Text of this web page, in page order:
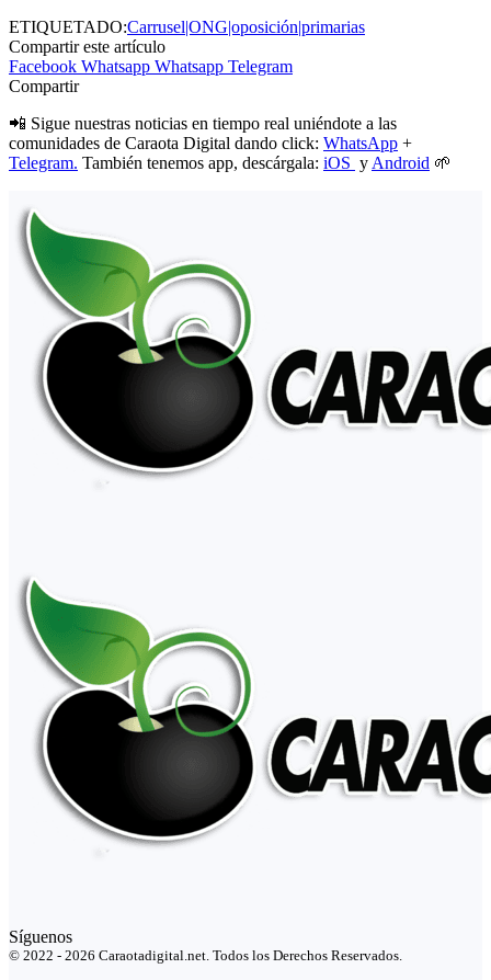
ETIQUETADO:Carrusel|ONG|oposición|primarias
Compartir este artículo
Facebook Whatsapp Whatsapp Telegram
Compartir
📲 Sigue nuestras noticias en tiempo real uniéndote a las
comunidades de Caraota Digital dando click: WhatsApp +
Telegram. También tenemos app, descárgala: iOS y Android 🌱
Síguenos
© 2022 - 2026 Caraotadigital.net. Todos los Derechos Reservados.